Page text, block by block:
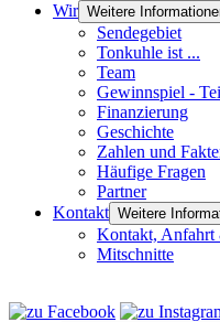
Wir Weitere
Sendegebiet
Tonkuhle ist ...
Team
Gewinnspiel -
Finanzierung
Geschichte
Zahlen und
Häufige Fragen
Partner
Kontakt Weitere
Kontakt, Anfahrt
Mitschnitte